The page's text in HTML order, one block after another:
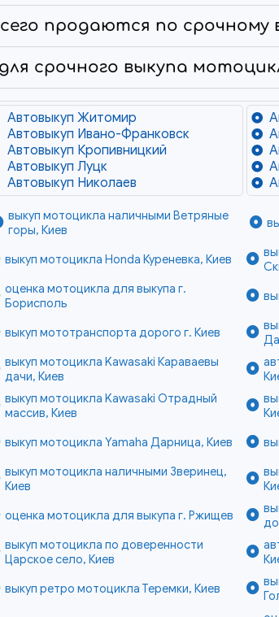
продаются по срочному
срочного выкупа
Автовыкуп Житомир
Автовыкуп Ивано-Франковск
Автовыкуп Кропивницкий
Автовыкуп Луцк
Автовыкуп Николаев
выкуп мотоцикла наличными Ветряные
горы, Киев
выкуп мотоцикла Honda Куреневка, Киев
оценка мотоцикла для выкупа г.
Борисполь
выкуп мототранспорта дорого г. Киев
выкуп мотоцикла Kawasaki Караваевы
дачи, Киев
выкуп мотоцикла Kawasaki Отрадный
массив, Киев
выкуп мотоцикла Yamaha Дарница, Киев
выкуп мотоцикла наличными Зверинец,
Киев
оценка мотоцикла для выкупа г. Ржищев
выкуп мотоцикла по доверенности
Царское село, Киев
выкуп ретро мотоцикла Теремки, Киев